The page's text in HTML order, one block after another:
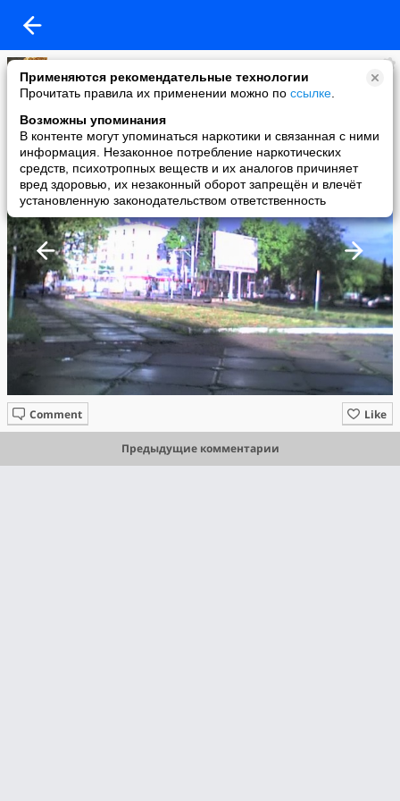
Применяются рекомендательные технологии
Прочитать правила их применении можно по ссылке
Возможны упоминания
В контенте могут упоминаться наркотики и связанная с ними
информация. Незаконное потребление наркотических
средств, психотропных веществ и их аналогов причиняет
вред здоровью, их незаконный оборот запрещён и влечёт
установленную законодательством ответственность
Гузель Нормухамедова
added a photo
19 Jun в 16:15
Like
Comment
Предыдущие комментарии